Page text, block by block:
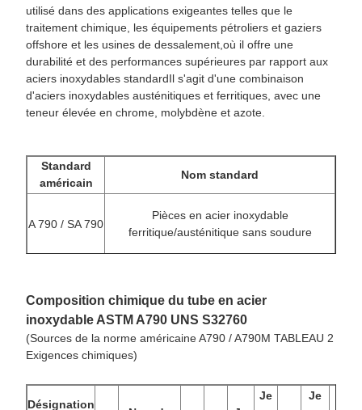
utilisé dans des applications exigeantes telles que le
traitement chimique, les équipements pétroliers et gaziers
offshore et les usines de dessalement,où il offre une
durabilité et des performances supérieures par rapport aux
aciers inoxydables standardIl s'agit d'une combinaison
d'aciers inoxydables austénitiques et ferritiques, avec une
teneur élevée en chrome, molybdène et azote.
Standard
américain
Nom standard
A 790 / SA 790
Pièces en acier inoxydable
ferritique/austénitique sans soudure
Composition chimique du tube en acier
inoxydable ASTM A790 UNS S32760
(Sources de la norme américaine A790 / A790M TABLEAU 2
Exigences chimiques)
Désignation
Je
Je